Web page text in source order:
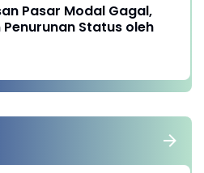
Pasar Modal Gagal,
Status oleh